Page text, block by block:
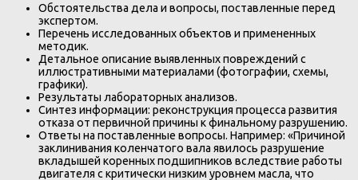
Обстоятельства дела и вопросы, поставленные перед
экспертом.
Перечень исследованных объектов и примененных
методик.
Детальное описание выявленных повреждений с
иллюстративными материалами (фотографии, схемы,
графики).
Результаты лабораторных анализов.
Синтез информации: реконструкция процесса развития
отказа от первичной причины к финальному разрушению.
Ответы на поставленные вопросы. Например: «Причиной
заклинивания коленчатого вала явилось разрушение
вкладышей коренных подшипников вследствие работы
двигателя с критически низким уровнем масла, что